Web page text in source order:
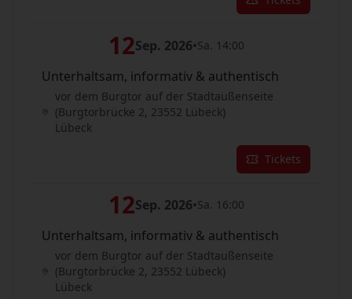
12Sep. 2026•Sa. 14:00
Unterhaltsam, informativ & authentisch
vor dem Burgtor auf der Stadtaußenseite
(Burgtorbrücke 2, 23552 Lübeck)
Lübeck
Tickets
12Sep. 2026•Sa. 16:00
Unterhaltsam, informativ & authentisch
vor dem Burgtor auf der Stadtaußenseite
(Burgtorbrücke 2, 23552 Lübeck)
Lübeck